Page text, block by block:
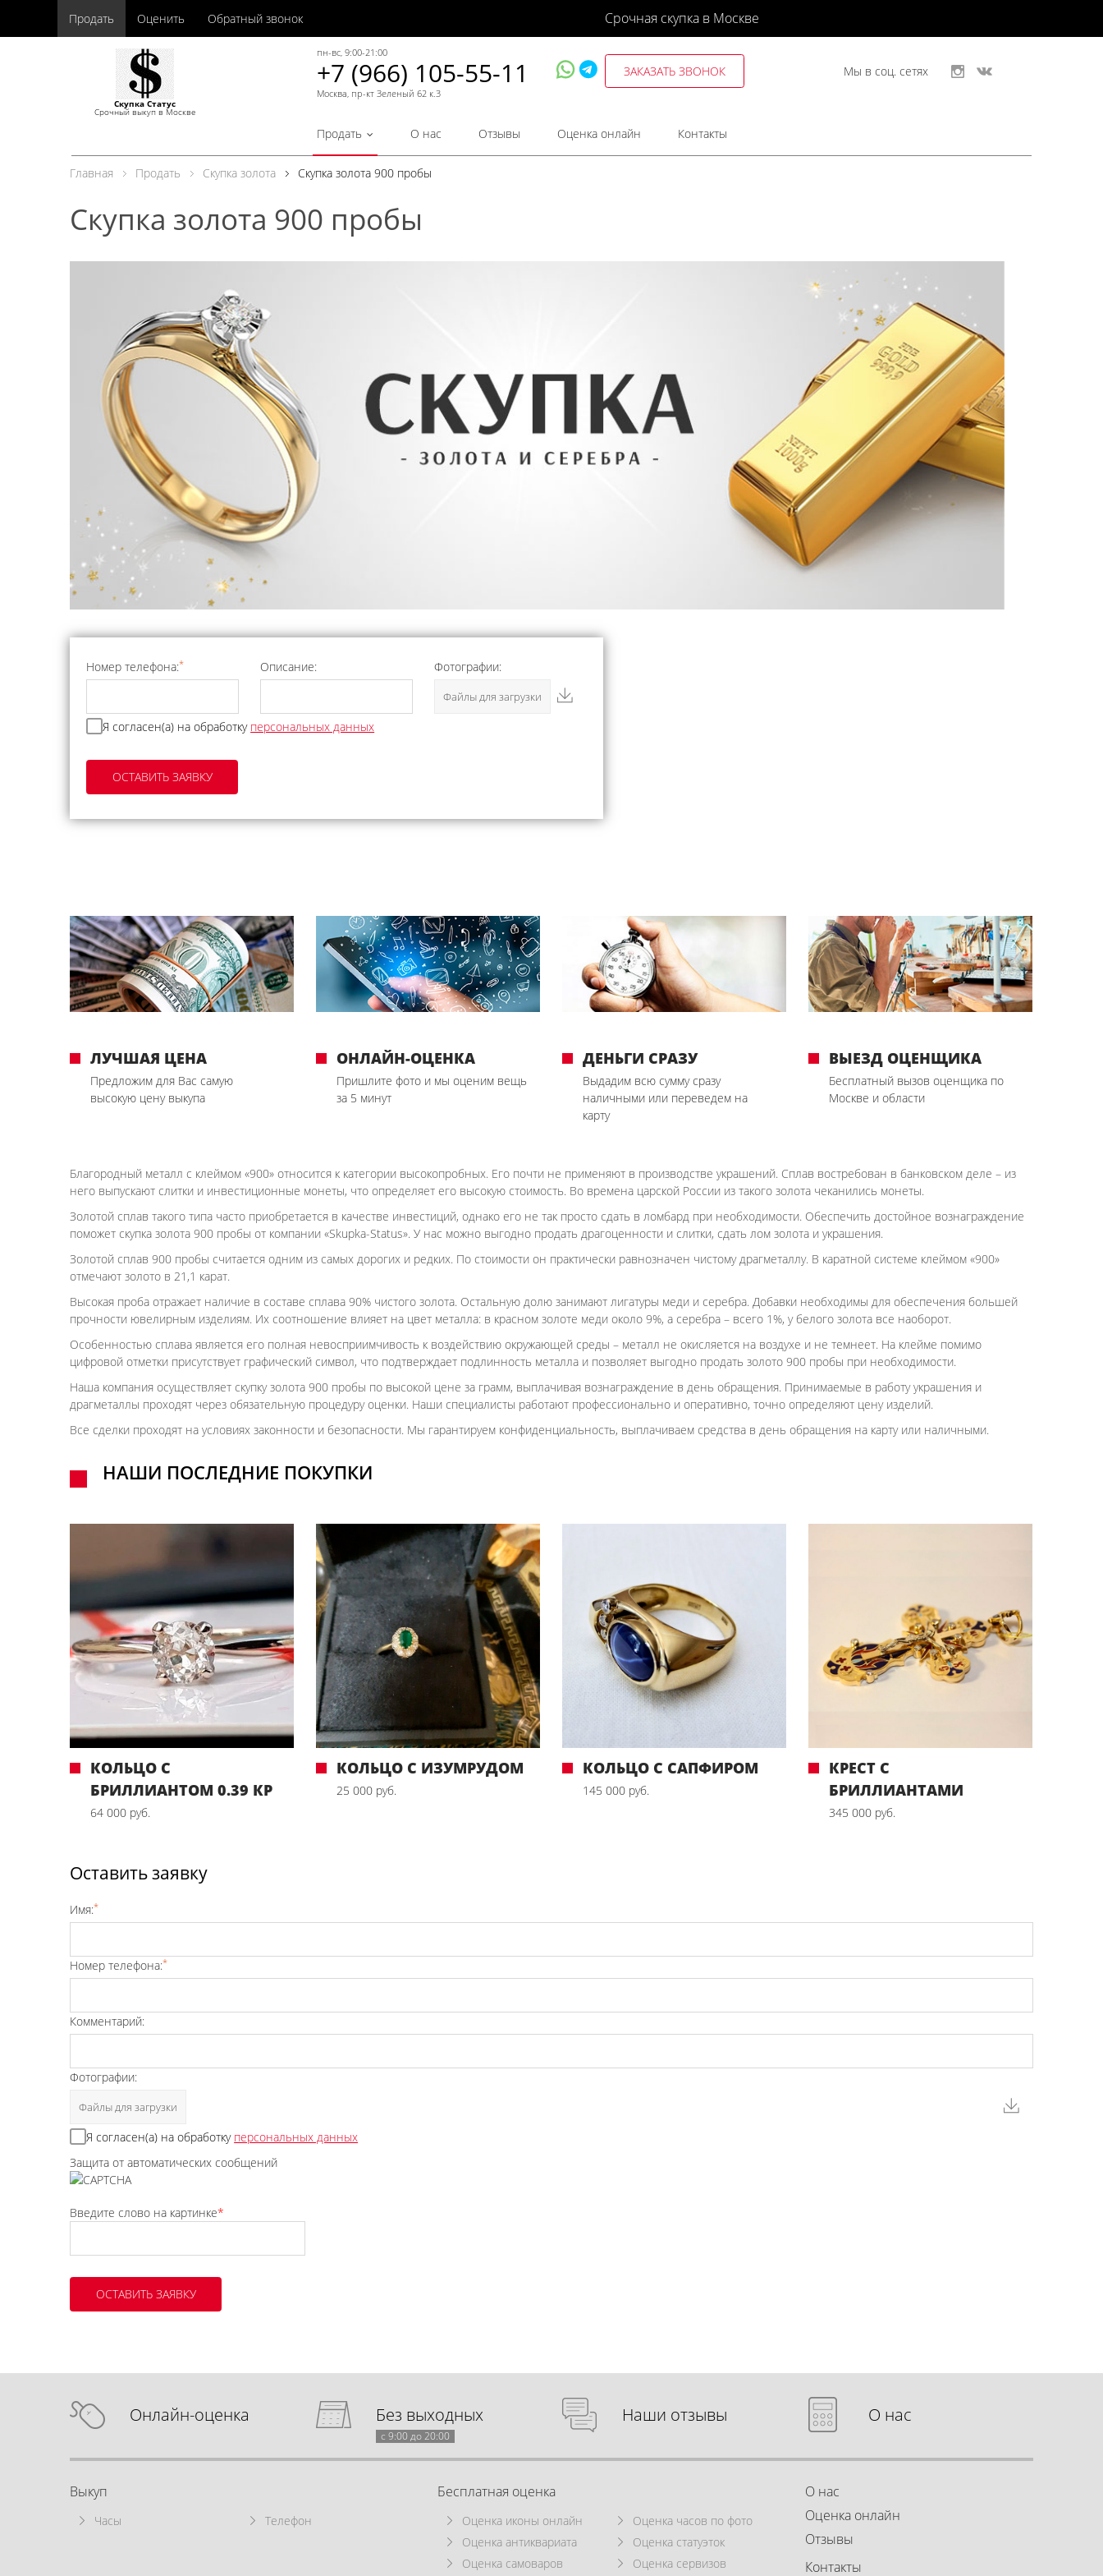
Продать Оценить Обратный звонок Срочная скупка в Москве
Скупка Статус
Срочный выкуп в Москве
пн-вс, 9:00-21:00
+7 (966) 105-55-11
Москва, пр-кт Зеленый 62 к.3
ЗАКАЗАТЬ ЗВОНОК Мы в соц. сетях
Продать О нас Отзывы Оценка онлайн Контакты
Главная Продать Скупка золота Скупка золота 900 пробы
Скупка золота 900 пробы
Номер телефона:* Описание: Фотографии:
Файлы для загрузки
Я согласен(а) на обработку персональных данных
ЛУЧШАЯ ЦЕНА
Предложим для Вас самую
высокую цену выкупа
ОНЛАЙН-ОЦЕНКА
Пришлите фото и мы оценим вещь
за 5 минут
ДЕНЬГИ СРАЗУ
Выдадим всю сумму сразу
наличными или переведем на
карту
ВЫЕЗД ОЦЕНЩИКА
Бесплатный вызов оценщика по
Москве и области
Благородный металл с клеймом «900» относится к категории высокопробных. Его почти не применяют в производстве украшений. Сплав востребован в банковском деле – из
него выпускают слитки и инвестиционные монеты, что определяет его высокую стоимость. Во времена царской России из такого золота чеканились монеты.
Золотой сплав такого типа часто приобретается в качестве инвестиций, однако его не так просто сдать в ломбард при необходимости. Обеспечить достойное вознаграждение
поможет скупка золота 900 пробы от компании «Skupka-Status». У нас можно выгодно продать драгоценности и слитки, сдать лом золота и украшения.
Золотой сплав 900 пробы считается одним из самых дорогих и редких. По стоимости он практически равнозначен чистому драгметаллу. В каратной системе клеймом «900»
отмечают золото в 21,1 карат.
Высокая проба отражает наличие в составе сплава 90% чистого золота. Остальную долю занимают лигатуры меди и серебра. Добавки необходимы для обеспечения большей
прочности ювелирным изделиям. Их соотношение влияет на цвет металла: в красном золоте меди около 9%, а серебра – всего 1%, у белого золота все наоборот.
Особенностью сплава является его полная невосприимчивость к воздействию окружающей среды – металл не окисляется на воздухе и не темнеет. На клейме помимо
цифровой отметки присутствует графический символ, что подтверждает подлинность металла и позволяет выгодно продать золото 900 пробы при необходимости.
Наша компания осуществляет скупку золота 900 пробы по высокой цене за грамм, выплачивая вознаграждение в день обращения. Принимаемые в работу украшения и
драгметаллы проходят через обязательную процедуру оценки. Наши специалисты работают профессионально и оперативно, точно определяют цену изделий.
Все сделки проходят на условиях законности и безопасности. Мы гарантируем конфиденциальность, выплачиваем средства в день обращения на карту или наличными.
НАШИ ПОСЛЕДНИЕ ПОКУПКИ
КОЛЬЦО С
БРИЛЛИАНТОМ 0.39 КР
64 000 руб.
КОЛЬЦО С ИЗУМРУДОМ
25 000 руб.
КОЛЬЦО С САПФИРОМ
145 000 руб.
КРЕСТ С
БРИЛЛИАНТАМИ
345 000 руб.
Оставить заявку
Имя:*
Номер телефона:*
Комментарий:
Фотографии:
Файлы для загрузки
Я согласен(а) на обработку персональных данных
Защита от автоматических сообщений
Введите слово на картинке*
Онлайн-оценка Без выходных
с 9:00 до 20:00
Наши отзывы О нас
Выкуп
Часы Телефон
Бесплатная оценка
Оценка иконы онлайн
Оценка часов по фото
Оценка антиквариата
Оценка статуэток
Оценка самоваров
Оценка сервизов
О нас
Оценка онлайн
Отзывы
Контакты